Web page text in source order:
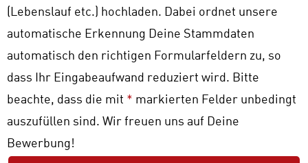
(Lebenslauf etc.) hochladen. Dabei ordnet unsere
automatische Erkennung Deine Stammdaten
automatisch den richtigen Formularfeldern zu, so
dass Ihr Eingabeaufwand reduziert wird. Bitte
beachte, dass die mit * markierten Felder unbedingt
auszufüllen sind. Wir freuen uns auf Deine
Bewerbung!